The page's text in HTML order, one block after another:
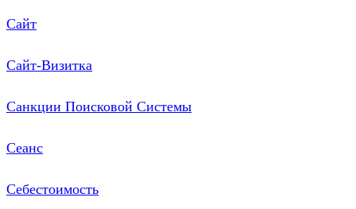
Сайт
Сайт-Визитка
Санкции Поисковой Системы
Сеанс
Себестоимость